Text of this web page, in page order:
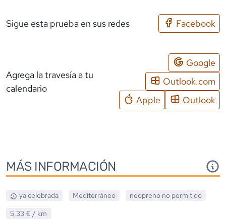
Sigue esta prueba en sus redes Facebook
Agrega la travesía a tu
calendario
Google
Outlook.com
Apple
Outlook
MÁS INFORMACIÓN
ya celebrada Mediterráneo neopreno no permitido
5,33 € / km